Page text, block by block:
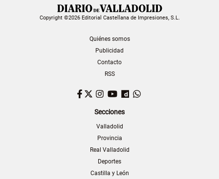
Copyright ©2026 Editorial Castellana de Impresiones, S.L.
Quiénes somos
Publicidad
Contacto
RSS
Facebook
TwitterInstagram
YouTubeDailymotion
Secciones
Valladolid
Provincia
Real Valladolid
Deportes
Castilla y León